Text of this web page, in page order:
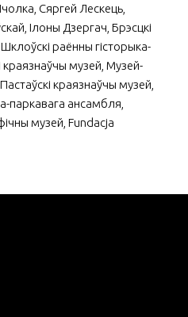
Сяргей Лескець,
Ілоны Дзергач, Брэсцкі
раённы гісторыка-
краязнаўчы музей, Музей-
краязнаўчы музей,
паркавага ансамбля,
музей, Fundacja